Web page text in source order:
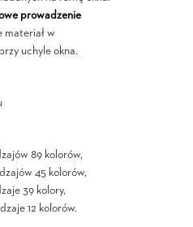
prowadzenie
w
uchyle okna.
89 kolorów,
45 kolorów,
39 kolory,
12 kolorów.